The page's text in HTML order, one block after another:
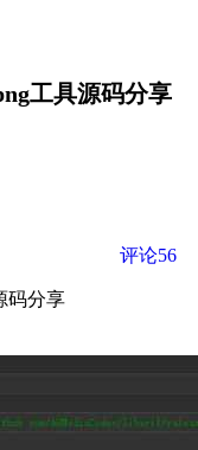
工具源码分享
评论56
码分享